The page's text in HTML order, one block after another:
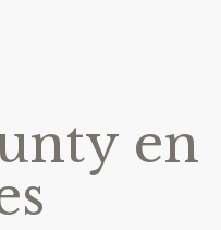
en